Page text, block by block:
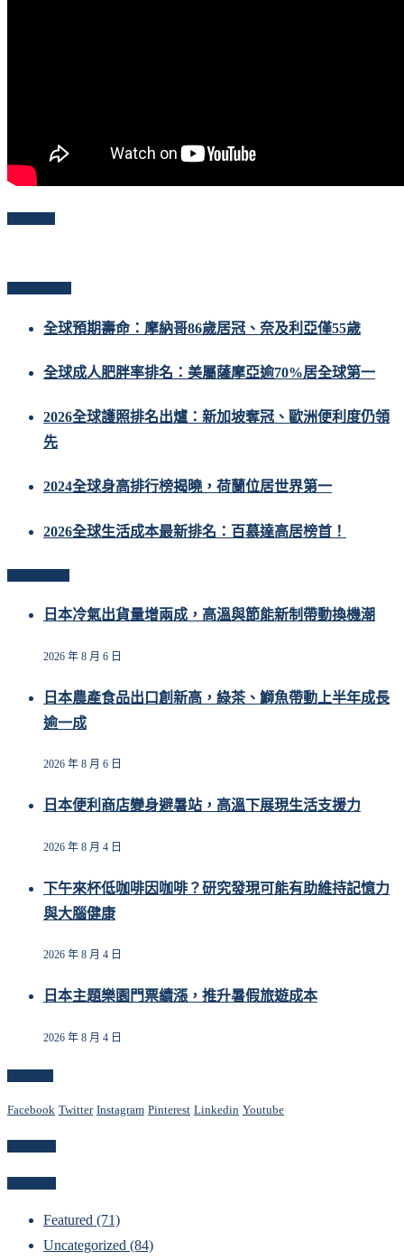
全球預期壽命：摩納哥86歲居冠、奈及利亞僅55歲
全球成人肥胖率排名：美屬薩摩亞逾70%居全球第一
2026全球護照排名出爐：新加坡奪冠、歐洲便利度仍領
先
2024全球身高排行榜揭曉，荷蘭位居世界第一
2026全球生活成本最新排名：百慕達高居榜首！
日本冷氣出貨量增兩成，高溫與節能新制帶動換機潮
2026 年 8 月 6 日
日本農產食品出口創新高，綠茶、鰤魚帶動上半年成長
逾一成
2026 年 8 月 6 日
日本便利商店變身避暑站，高溫下展現生活支援力
2026 年 8 月 4 日
下午來杯低咖啡因咖啡？研究發現可能有助維持記憶力
與大腦健康
2026 年 8 月 4 日
日本主題樂園門票續漲，推升暑假旅遊成本
2026 年 8 月 4 日
Facebook Twitter Instagram Pinterest Linkedin Youtube
Featured (71)
Uncategorized (84)